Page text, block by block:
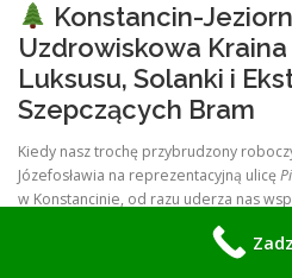
Konstancin-
Uzdrowiskowa
Luksusu, Solanki i
Szepczących Bram
Kiedy nasz trochę przybrudzony
Józefosławia na reprezentacyjną ulicę
w Konstancinie, od razu uderza nas
sosnowego lasu, leczniczej, jodowej
obrzydliwie, nieprzyzwoicie wręcz